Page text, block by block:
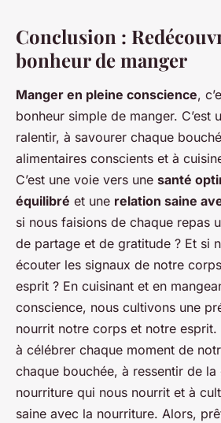
Conclusion :
bonheur de manger
Manger en pleine conscience,
bonheur simple de manger. C’est
ralentir, à savourer chaque
alimentaires conscients et à
C’est une voie vers une santé
équilibré et une relation saine
si nous faisions de chaque repas
de partage et de gratitude ? Et si
écouter les signaux de notre
esprit ? En cuisinant et en
conscience, nous cultivons une
nourrit notre corps et notre esprit.
à célébrer chaque moment de
chaque bouchée, à ressentir de
nourriture qui nous nourrit et à
saine avec la nourriture. Alors,